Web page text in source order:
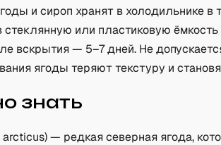
и сироп хранят в холодильнике в
или пластиковую
вскрытия — 5–7 дней. Не
ягоды теряют текстуру и
знать
arcticus) — редкая северная ягода,